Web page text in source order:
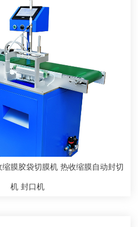
膜胶袋切膜机 热收缩膜自动封切
机 封口机